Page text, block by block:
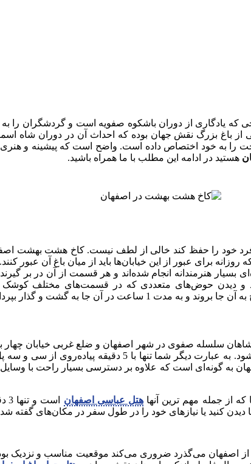
که یادگاری از دوران باشکوه صفویه است و گردشگران
باغ بزرگ نقش جهان بوده که احداث آن در دوران شاه
به خود اختصاص داده است. واضح است که پیشینه و هنری
هستید در ادامه این مطلب با ما همراه باشید.
خود را حفظ کند خالی از لطف نیست. کاخ هشت بهشت
برای عبور از این خیابان‌ها باید از میان باغ آن عبور
هنرمندانه انجام شده‌اند و هر قسمت از آن در بر
و دیدن حوض‌های متعددی که در قسمت‌های مختلف کوشک
سلسله صفوی در شهر اصفهان و ضلع غربی خیابان چهار
عمارت از قسمت شرق به خیابان متاخری و از جنوب به بازارچه
به گونه‌ای است که علاوه بر دسترسی بسیار راحت با
از جمله مهم ترین آنهاهتل عباسی اصفهان
کنید یا نیازهای خود را در طول سفر در مکان‌های گفته شده
اصفهان می‌گذرد ضروری می‌کند موقعیت مناسب و نزدیک